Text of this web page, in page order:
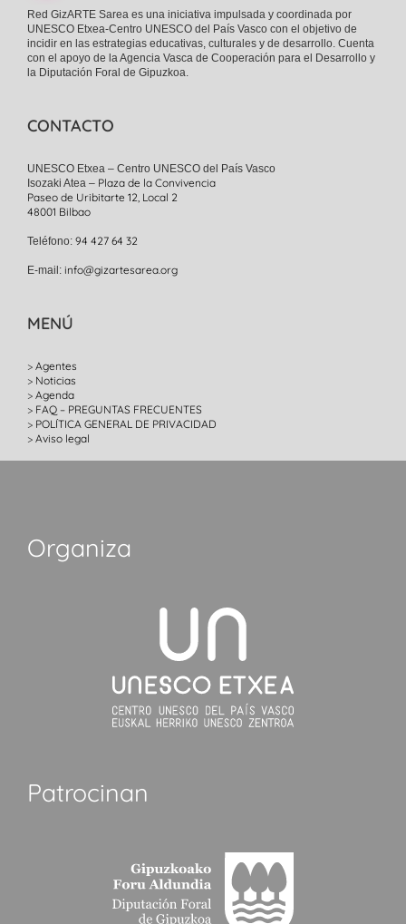
Red GizARTE Sarea es una iniciativa impulsada y coordinada por
UNESCO Etxea-Centro UNESCO del País Vasco con el objetivo de
incidir en las estrategias educativas, culturales y de desarrollo. Cuenta
con el apoyo de la Agencia Vasca de Cooperación para el Desarrollo y
la Diputación Foral de Gipuzkoa.
CONTACTO
UNESCO Etxea – Centro UNESCO del País Vasco
Isozaki Atea – Plaza de la Convivencia
Paseo de Uribitarte 12, Local 2
48001 Bilbao
Teléfono: 94 427 64 32
E-mail: info@gizartesarea.org
MENÚ
Agentes
Noticias
Agenda
FAQ – PREGUNTAS FRECUENTES
POLÍTICA GENERAL DE PRIVACIDAD
Aviso legal
Organiza
Patrocinan